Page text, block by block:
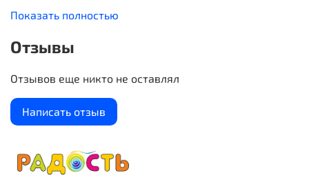
Показать полностью
Отзывы
Отзывов еще никто не оставлял
Написать отзыв